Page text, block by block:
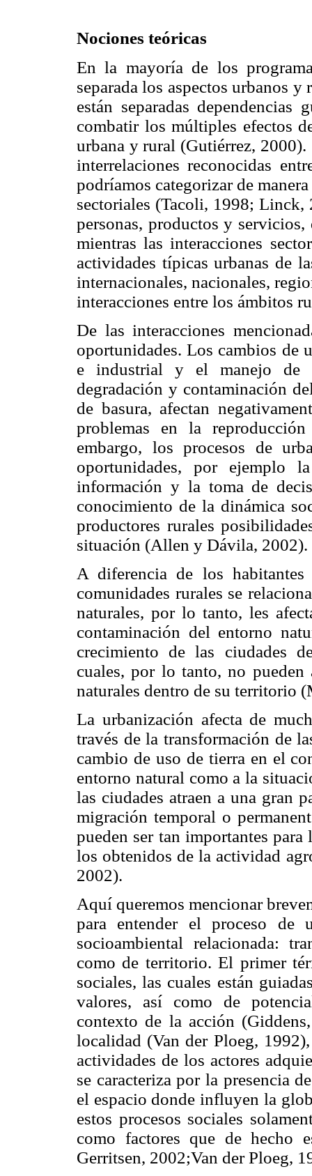
Nociones teóricas
En la mayoría de los
separada los aspectos urbanos
están separadas dependencias
combatir los múltiples efectos
urbana y rural (Gutiérrez, 2000).
interrelaciones reconocidas
podríamos categorizar de
sectoriales (Tacoli, 1998;
personas, productos y
mientras las interacciones
actividades típicas urbanas de
internacionales, nacionales,
interacciones entre los ámbitos
De las interacciones
oportunidades. Los cambios de
e industrial y el manejo de
degradación y contaminación
de basura, afectan
problemas en la
embargo, los procesos de
oportunidades, por ejemplo
información y la toma de
conocimiento de la dinámica
productores rurales
situación (Allen y Dávila, 2002).
A diferencia de los
comunidades rurales se
naturales, por lo tanto, les
contaminación del entorno
crecimiento de las ciudades
cuales, por lo tanto, no pueden
naturales dentro de su territorio
La urbanización afecta de
través de la transformación de
cambio de uso de tierra en el
entorno natural como a la
las ciudades atraen a una gran
migración temporal o
pueden ser tan importantes
los obtenidos de la actividad
2002).
Aquí queremos mencionar
para entender el proceso de
socioambiental relacionada:
como de territorio. El primer
sociales, las cuales están
valores, así como de
contexto de la acción
localidad (Van der Ploeg,
actividades de los actores
se caracteriza por la presencia
el espacio donde influyen la
estos procesos sociales
como factores que de hecho
Gerritsen, 2002;Van der Ploeg,